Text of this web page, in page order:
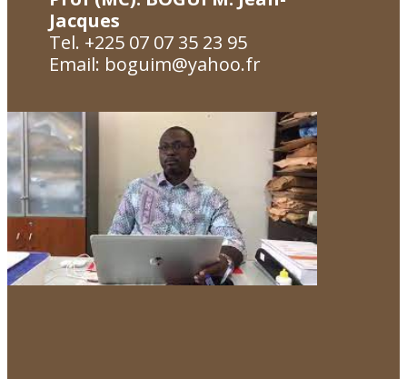
Jacques
Tel. +225 07 07 35 23 95
Email: boguim@yahoo.fr